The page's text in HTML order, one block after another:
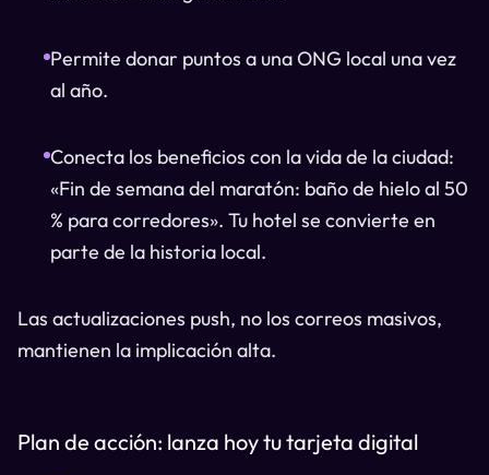
Permite donar puntos a una ONG local una vez
al año.
Conecta los beneficios con la vida de la ciudad:
«Fin de semana del maratón: baño de hielo al 50
% para corredores». Tu hotel se convierte en
parte de la historia local.
Las actualizaciones push, no los correos masivos,
mantienen la implicación alta.
Plan de acción: lanza hoy tu tarjeta digital